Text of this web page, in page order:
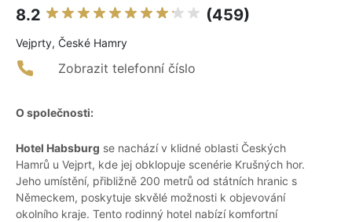
8.2 (459)
Vejprty, České Hamry
Zobrazit telefonní číslo
O společnosti:
Hotel Habsburg se nachází v klidné oblasti Českých
Hamrů u Vejprt, kde jej obklopuje scenérie Krušných hor.
Jeho umístění, přibližně 200 metrů od státních hranic s
Německem, poskytuje skvělé možnosti k objevování
okolního kraje. Tento rodinný hotel nabízí komfortní